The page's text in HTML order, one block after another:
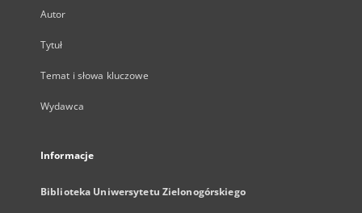
Autor
Tytuł
Temat i słowa kluczowe
Wydawca
Informacje
Biblioteka Uniwersytetu Zielonogórskiego